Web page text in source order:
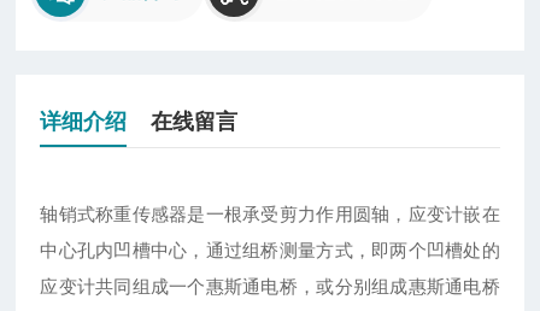
详细介绍 在线留言
轴销式称重传感器是一根承受剪力作用圆轴，应变计嵌在
中心孔内凹槽中心，通过组桥测量方式，即两个凹槽处的
应变计共同组成一个惠斯通电桥，或分别组成惠斯通电桥